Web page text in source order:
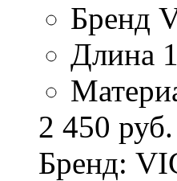
Бренд
Длина
2 450 руб.
Бренд: